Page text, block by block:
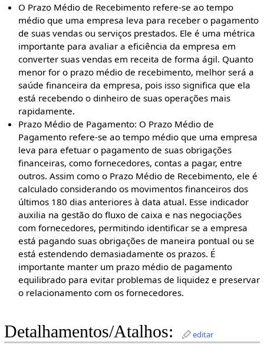
O Prazo Médio de Recebimento refere-se ao tempo
médio que uma empresa leva para receber o pagamento
de suas vendas ou serviços prestados. Ele é uma métrica
importante para avaliar a eficiência da empresa em
converter suas vendas em receita de forma ágil. Quanto
menor for o prazo médio de recebimento, melhor será a
saúde financeira da empresa, pois isso significa que ela
está recebendo o dinheiro de suas operações mais
rapidamente.
Prazo Médio de Pagamento: O Prazo Médio de
Pagamento refere-se ao tempo médio que uma empresa
leva para efetuar o pagamento de suas obrigações
financeiras, como fornecedores, contas a pagar, entre
outros. Assim como o Prazo Médio de Recebimento, ele é
calculado considerando os movimentos financeiros dos
últimos 180 dias anteriores à data atual. Esse indicador
auxilia na gestão do fluxo de caixa e nas negociações
com fornecedores, permitindo identificar se a empresa
está pagando suas obrigações de maneira pontual ou se
está estendendo demasiadamente os prazos. É
importante manter um prazo médio de pagamento
equilibrado para evitar problemas de liquidez e preservar
o relacionamento com os fornecedores.
Detalhamentos/Atalhos: editar